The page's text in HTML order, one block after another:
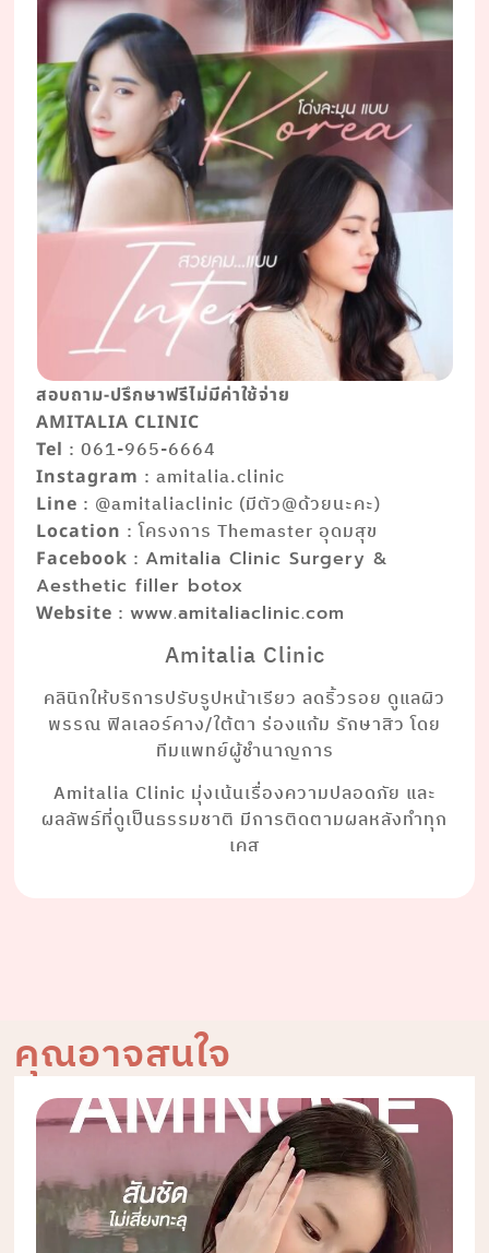
สอบถาม-ปรึกษาฟรีไม่มีค่าใช้จ่าย
AMITALIA CLINIC
Tel : 061-965-6664
Instagram : amitalia.clinic
Line : @amitaliaclinic (มีตัว@ด้วยนะคะ)
Location : โครงการ Themaster อุดมสุข
Facebook :Amitalia Clinic Surgery &
Aesthetic filler botox
Website :www.amitaliaclinic.com
Amitalia Clinic
คลินิกให้บริการปรับรูปหน้าเรียว ลดริ้วรอย ดูแลผิว
พรรณ ฟิลเลอร์คาง/ใต้ตา ร่องแก้ม รักษาสิว โดย
ทีมแพทย์ผู้ชำนาญการ
Amitalia Clinic มุ่งเน้นเรื่องความปลอดภัย และ
ผลลัพธ์ที่ดูเป็นธรรมชาติ มีการติดตามผลหลังทำทุก
เคส
คุณอาจสนใจ